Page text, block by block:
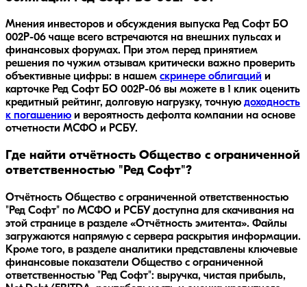
Мнения инвесторов и обсуждения выпуска Ред Софт БО
002Р-06 чаще всего встречаются на внешних пульсах и
финансовых форумах. При этом перед принятием
решения по чужим отзывам критически важно проверить
объективные цифры: в нашем скринере облигаций и
карточке Ред Софт БО 002Р-06 вы можете в 1 клик оценить
кредитный рейтинг, долговую нагрузку, точную доходность
к погашению и вероятность дефолта компании на основе
отчетности МСФО и РСБУ.
Где найти отчётность Общество с ограниченной
ответственностью "Ред Софт"?
Отчётность Общество с ограниченной ответственностью
"Ред Софт" по МСФО и РСБУ доступна для скачивания на
этой странице в разделе «Отчётность эмитента». Файлы
загружаются напрямую с сервера раскрытия информации.
Кроме того, в разделе аналитики представлены ключевые
финансовые показатели Общество с ограниченной
ответственностью "Ред Софт": выручка, чистая прибыль,